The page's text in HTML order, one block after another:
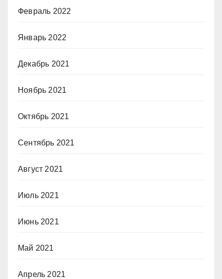
Февраль 2022
Январь 2022
Декабрь 2021
Ноябрь 2021
Октябрь 2021
Сентябрь 2021
Август 2021
Июль 2021
Июнь 2021
Май 2021
Апрель 2021